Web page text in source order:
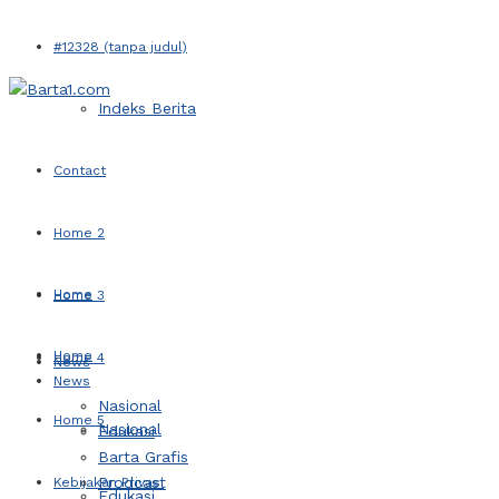
#12328 (tanpa judul)
Indeks Berita
Contact
Home 2
Home 3
Home 4
Home 5
Kebijakan Privasi
Home
News
Nasional
Home
News
Nasional
Edukasi
Barta Grafis
Prodcast